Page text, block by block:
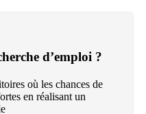
d’emploi ?
où les chances de
en réalisant un